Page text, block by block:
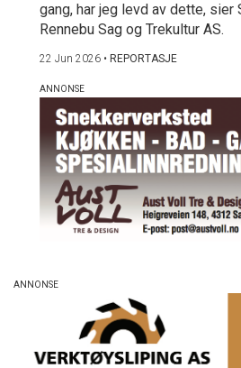
gang, har jeg levd av dette, sier
Rennebu Sag og Trekultur AS.
22 Jun 2026 • REPORTASJE